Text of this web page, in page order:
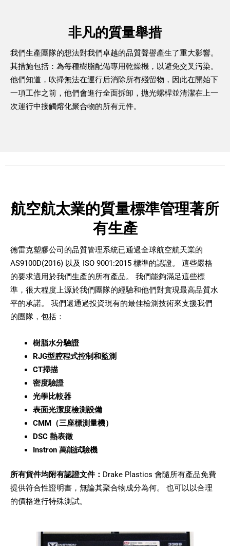
非凡的質量舉措
我們生產團隊的想法對我們卓越的品質聲譽產生了重大影響。
其措施包括：為每種樹脂配備專用乾燥機，以避免交叉污染。
他們知道，吹掃無法在運行后消除所有殘留物，因此在開始下
一項工作之前，他們會進行全面拆卸，拋光螺桿並清潔在上一
次運行中接觸熔化聚合物的所有元件。
航空航太業的質量標準管理著所
有生產
德雷克塑膠公司的品質管理系統已通過全球航空航天業的
AS9100D(2016) 以及 ISO 9001:2015 標準的認證。 這些嚴格
的要求適用於我們生產的所有產品。 我們能夠滿足這些標
準，很大程度上源於我們團隊的經驗和他們對實現最高品質水
平的承諾。 我們還通過投資現有的最佳檢測技術來支援我們
的團隊，包括：
樹脂水分驗證
RJG型腔程式控制和監測
CT掃描
密度驗證
光學比較器
表面光潔度檢測設備
CMM（三座標測量機）
DSC 熱表徵
Instron 萬能試驗機
所有貨件均附有認證文件： Drake Plastics 會隨所有產品免費
提供符合性證明書，無論其聚合物成分為何。 也可以以合理
的價格進行特殊測試。